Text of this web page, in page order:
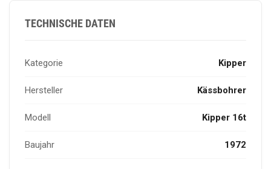
TECHNISCHE DATEN
Kategorie Kipper
Hersteller Kässbohrer
Modell Kipper 16t
Baujahr 1972